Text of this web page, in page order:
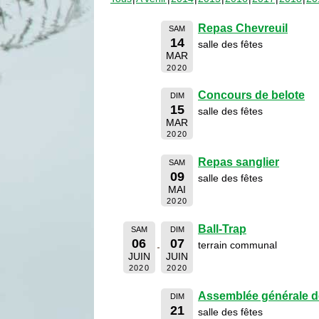
SAM
14
MAR
2020
Repas Chevreuil
salle des fêtes
DIM
15
MAR
2020
Concours de belote
salle des fêtes
SAM
09
MAI
2020
Repas sanglier
salle des fêtes
SAM
06
JUIN
2020
DIM
07
JUIN
2020
Ball-Trap
terrain communal
DIM
21
Assemblée générale
salle des fêtes